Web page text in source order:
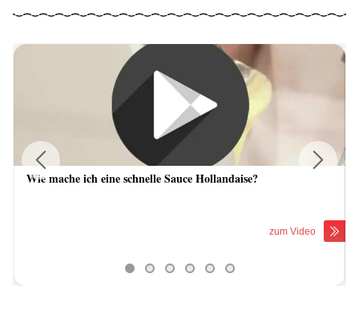
Wie mache ich eine schnelle Sauce Hollandaise?
zum Video
Previous